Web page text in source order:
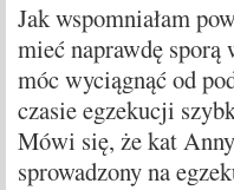
Jak wspomniałam
mieć naprawdę sporą
móc wyciągnąć od
czasie egzekucji
Mówi się, że kat
sprowadzony na